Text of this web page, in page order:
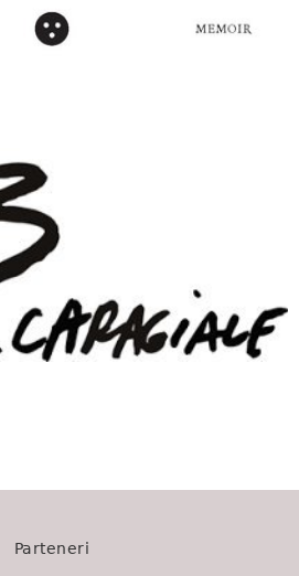
Parteneri